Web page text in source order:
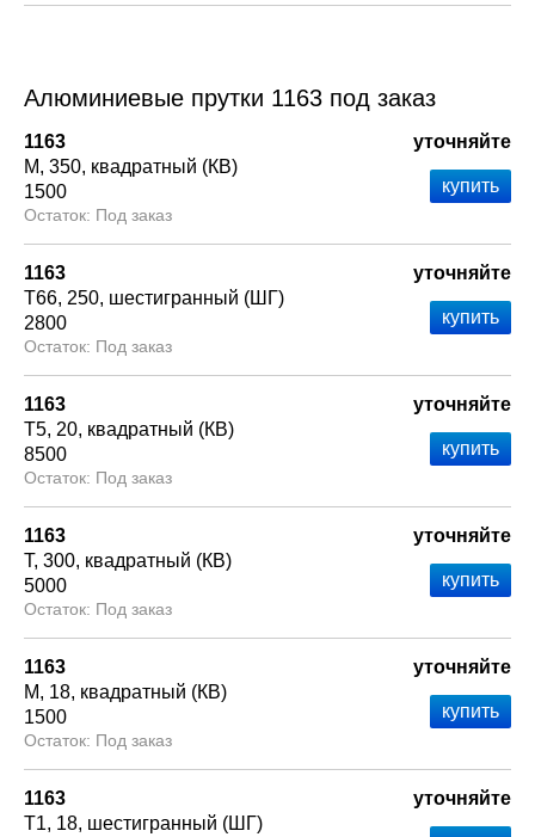
Алюминиевые прутки 1163 под заказ
1163
М 350 квадратный (КВ)
1500
Под заказ
уточняйте
1163
Т66 250 шестигранный (ШГ)
2800
Под заказ
уточняйте
1163
Т5 20 квадратный (КВ)
8500
Под заказ
уточняйте
1163
Т 300 квадратный (КВ)
5000
Под заказ
уточняйте
1163
М
18 квадратный (КВ)
1500
Под заказ
уточняйте
1163
Т1 18 шестигранный (ШГ)
уточняйте